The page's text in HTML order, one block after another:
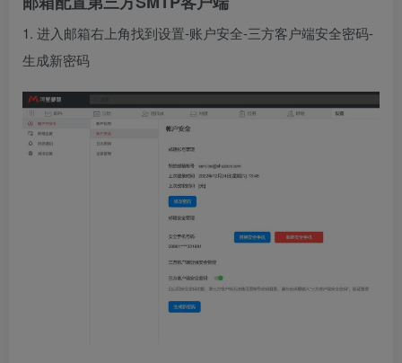
1. 进入邮箱右上角找到设置-账户安全-三方客户端安全密码-
生成新密码